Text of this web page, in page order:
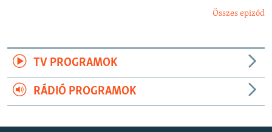
Összes epizód
TV PROGRAMOK
RÁDIÓ PROGRAMOK